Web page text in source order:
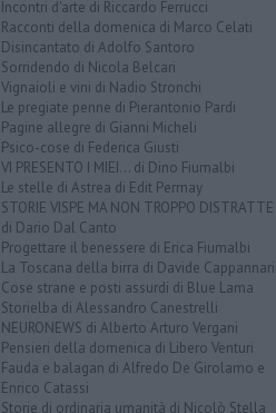
Incontri d'arte di Riccardo Ferrucci
Racconti della domenica di Marco Celati
Disincantato di Adolfo Santoro
Sorridendo di Nicola Belcari
Vignaioli e vini di Nadio Stronchi
Le pregiate penne di Pierantonio Pardi
Pagine allegre di Gianni Micheli
Psico-cose di Federica Giusti
VI PRESENTO I MIEI... di Dino Fiumalbi
Le stelle di Astrea di Edit Permay
STORIE VISPE MA NON TROPPO DISTRATTE
di Dario Dal Canto
Progettare il benessere di Erica Fiumalbi
La Toscana della birra di Davide Cappannari
Cose strane e posti assurdi di Blue Lama
Storielba di Alessandro Canestrelli
NEURONEWS di Alberto Arturo Vergani
Pensieri della domenica di Libero Venturi
Fauda e balagan di Alfredo De Girolamo e
Enrico Catassi
Storie di ordinaria umanità di Nicolò Stella